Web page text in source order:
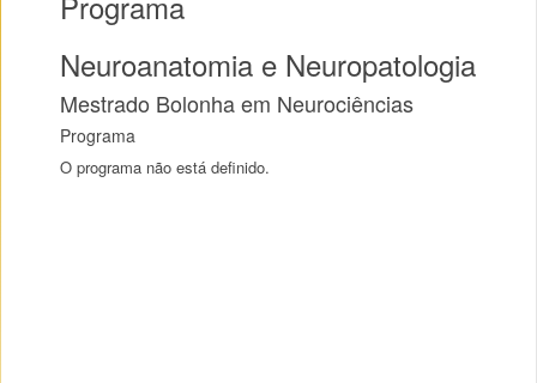
Neuroanatomia e Neuropatologia
Mestrado Bolonha em Neurociências
Programa
O programa não está definido.